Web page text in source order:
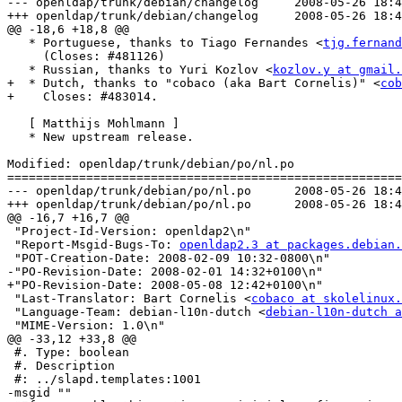
+++ openldap/trunk/debian/changelog	2008-05-26 18:46:43 UTC (rev 1139)
@@ -18,6 +18,8 @@
   * Portuguese, thanks to Tiago Fernandes <
     (Closes: #481126)
   * Russian, thanks to Yuri Kozlov <
kozlov.y at
+  * Dutch, thanks to "cobaco (aka Bart Cornelis)" <
+    Closes: #483014.
   [ Matthijs Mohlmann ]
   * New upstream release.
Modified: openldap/trunk/debian/po/nl.po
--- openldap/trunk/debian/po/nl.po	2008-05-26 18:43:40 UTC (rev 1138)
+++ openldap/trunk/debian/po/nl.po	2008-05-26 18:46:43 UTC (rev 1139)
@@ -16,7 +16,7 @@
"Project-Id-Version: openldap2\n"
"Report-Msgid-Bugs-To: openldap2.3 at
"POT-Creation-Date: 2008-02-09 10:32-0800\n"
-"PO-Revision-Date: 2008-02-01 14:32+0100\n"
+"PO-Revision-Date: 2008-05-08 12:42+0100\n"
"Last-Translator: Bart Cornelis <cobaco at
"Language-Team: debian-l10n-dutch <debian-l10n-